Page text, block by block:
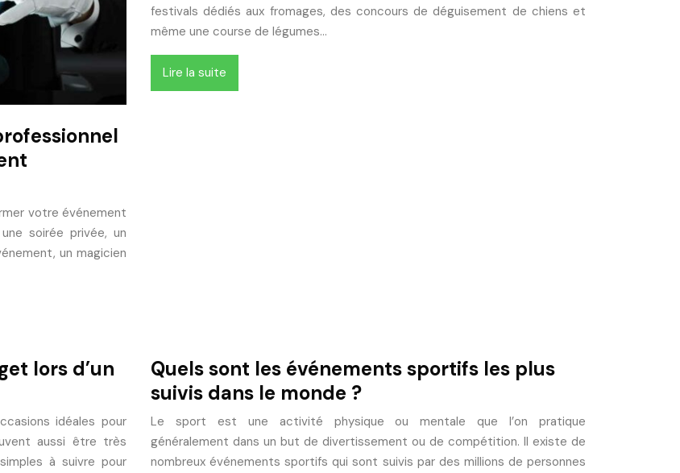
votre événement
soirée privée, un
un magicien
festivals dédiés aux fromages, des concours de déguisement de chiens et
même une course de légumes…
Lire la suite
lors d’un
idéales pour
aussi être très
à suivre pour
Quels sont les événements sportifs les plus
suivis dans le monde ?
Le sport est une activité physique ou mentale que l’on pratique
généralement dans un but de divertissement ou de compétition. Il existe de
nombreux événements sportifs qui sont suivis par des millions de personnes